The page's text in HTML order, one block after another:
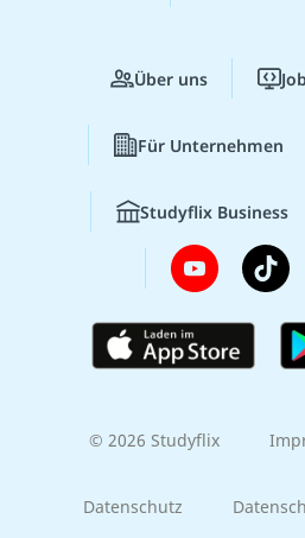
Über uns
Für Unternehmen
Studyflix Business
© 2026 Studyflix
Datenschutz